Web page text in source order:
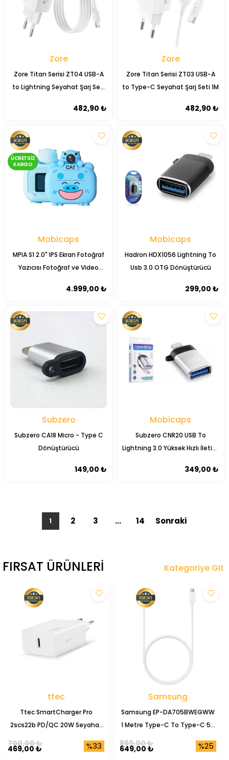
Zore
Zore Titan Serisi ZT04 USB-A
to Lightning Seyahat Şarj Seti
482,90 ₺
Zore
Zore Titan Serisi ZT03 USB-A
to Type-C Seyahat Şarj Seti 1M
482,90 ₺
Mobicaps
MPIA S1 2.0" IPS Ekran Fotoğraf
Yazıcısı Fotoğraf ve Video
ÜCRETSIZ
KARGO
4.999,00 ₺
Mobicaps
Hadron HDX1056 Lightning To
Usb 3.0 OTG Dönüştürücü
299,00 ₺
Subzero
Subzero CA18 Micro - Type C
Dönüştürücü
149,00 ₺
Mobicaps
Subzero CNR20 USB To
Lightning 3.0 Yüksek Hızlı İletim
349,00 ₺
1 2 3 ... 14
FIRSAT ÜRÜNLERI
ttec
Ttec SmartCharger Pro
2scs22b PD/QC 20W Seyahat
%33
469,00 ₺
700,00 ₺
Samsung
Samsung EP-DA705BWEGWW
1 Metre Type-C To Type-C 5A
%25
649,00 ₺
869,00 ₺
Kategoriye Git